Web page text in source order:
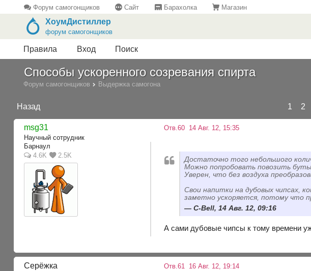
Форум самогонщиков Сайт Барахолка Магазин
ХоумДистиллер
форум самогонщиков
Правила Вход Поиск
Способы ускоренного созревания спирта
Форум самогонщиков Выдержка самогона
Назад 1 2
msg31
Научный сотрудник
Барнаул
4.6K
2.5K
Отв.60 14 Авг. 12, 15:35
Достаточно того небольшого
Можно попробовать повозить
Уверен, что без воздуха
Свои напитки на дубовых чипсах,
заметно ускоряется, потому что
C-Bell, 14 Авг. 12, 09:16
А сами дубовые чипсы к тому времени
Серёжка Отв.61 16 Авг. 12, 19:14